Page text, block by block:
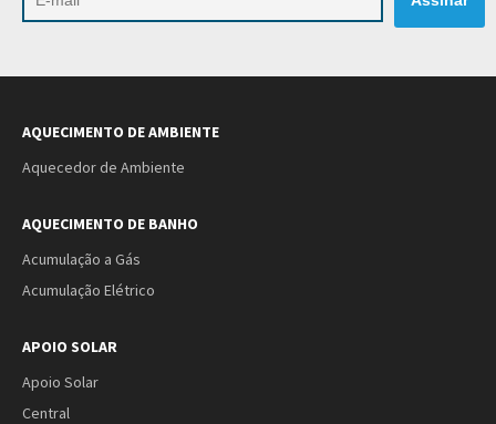
AQUECIMENTO DE AMBIENTE
Aquecedor de Ambiente
AQUECIMENTO DE BANHO
Acumulação a Gás
Acumulação Elétrico
APOIO SOLAR
Apoio Solar
Central